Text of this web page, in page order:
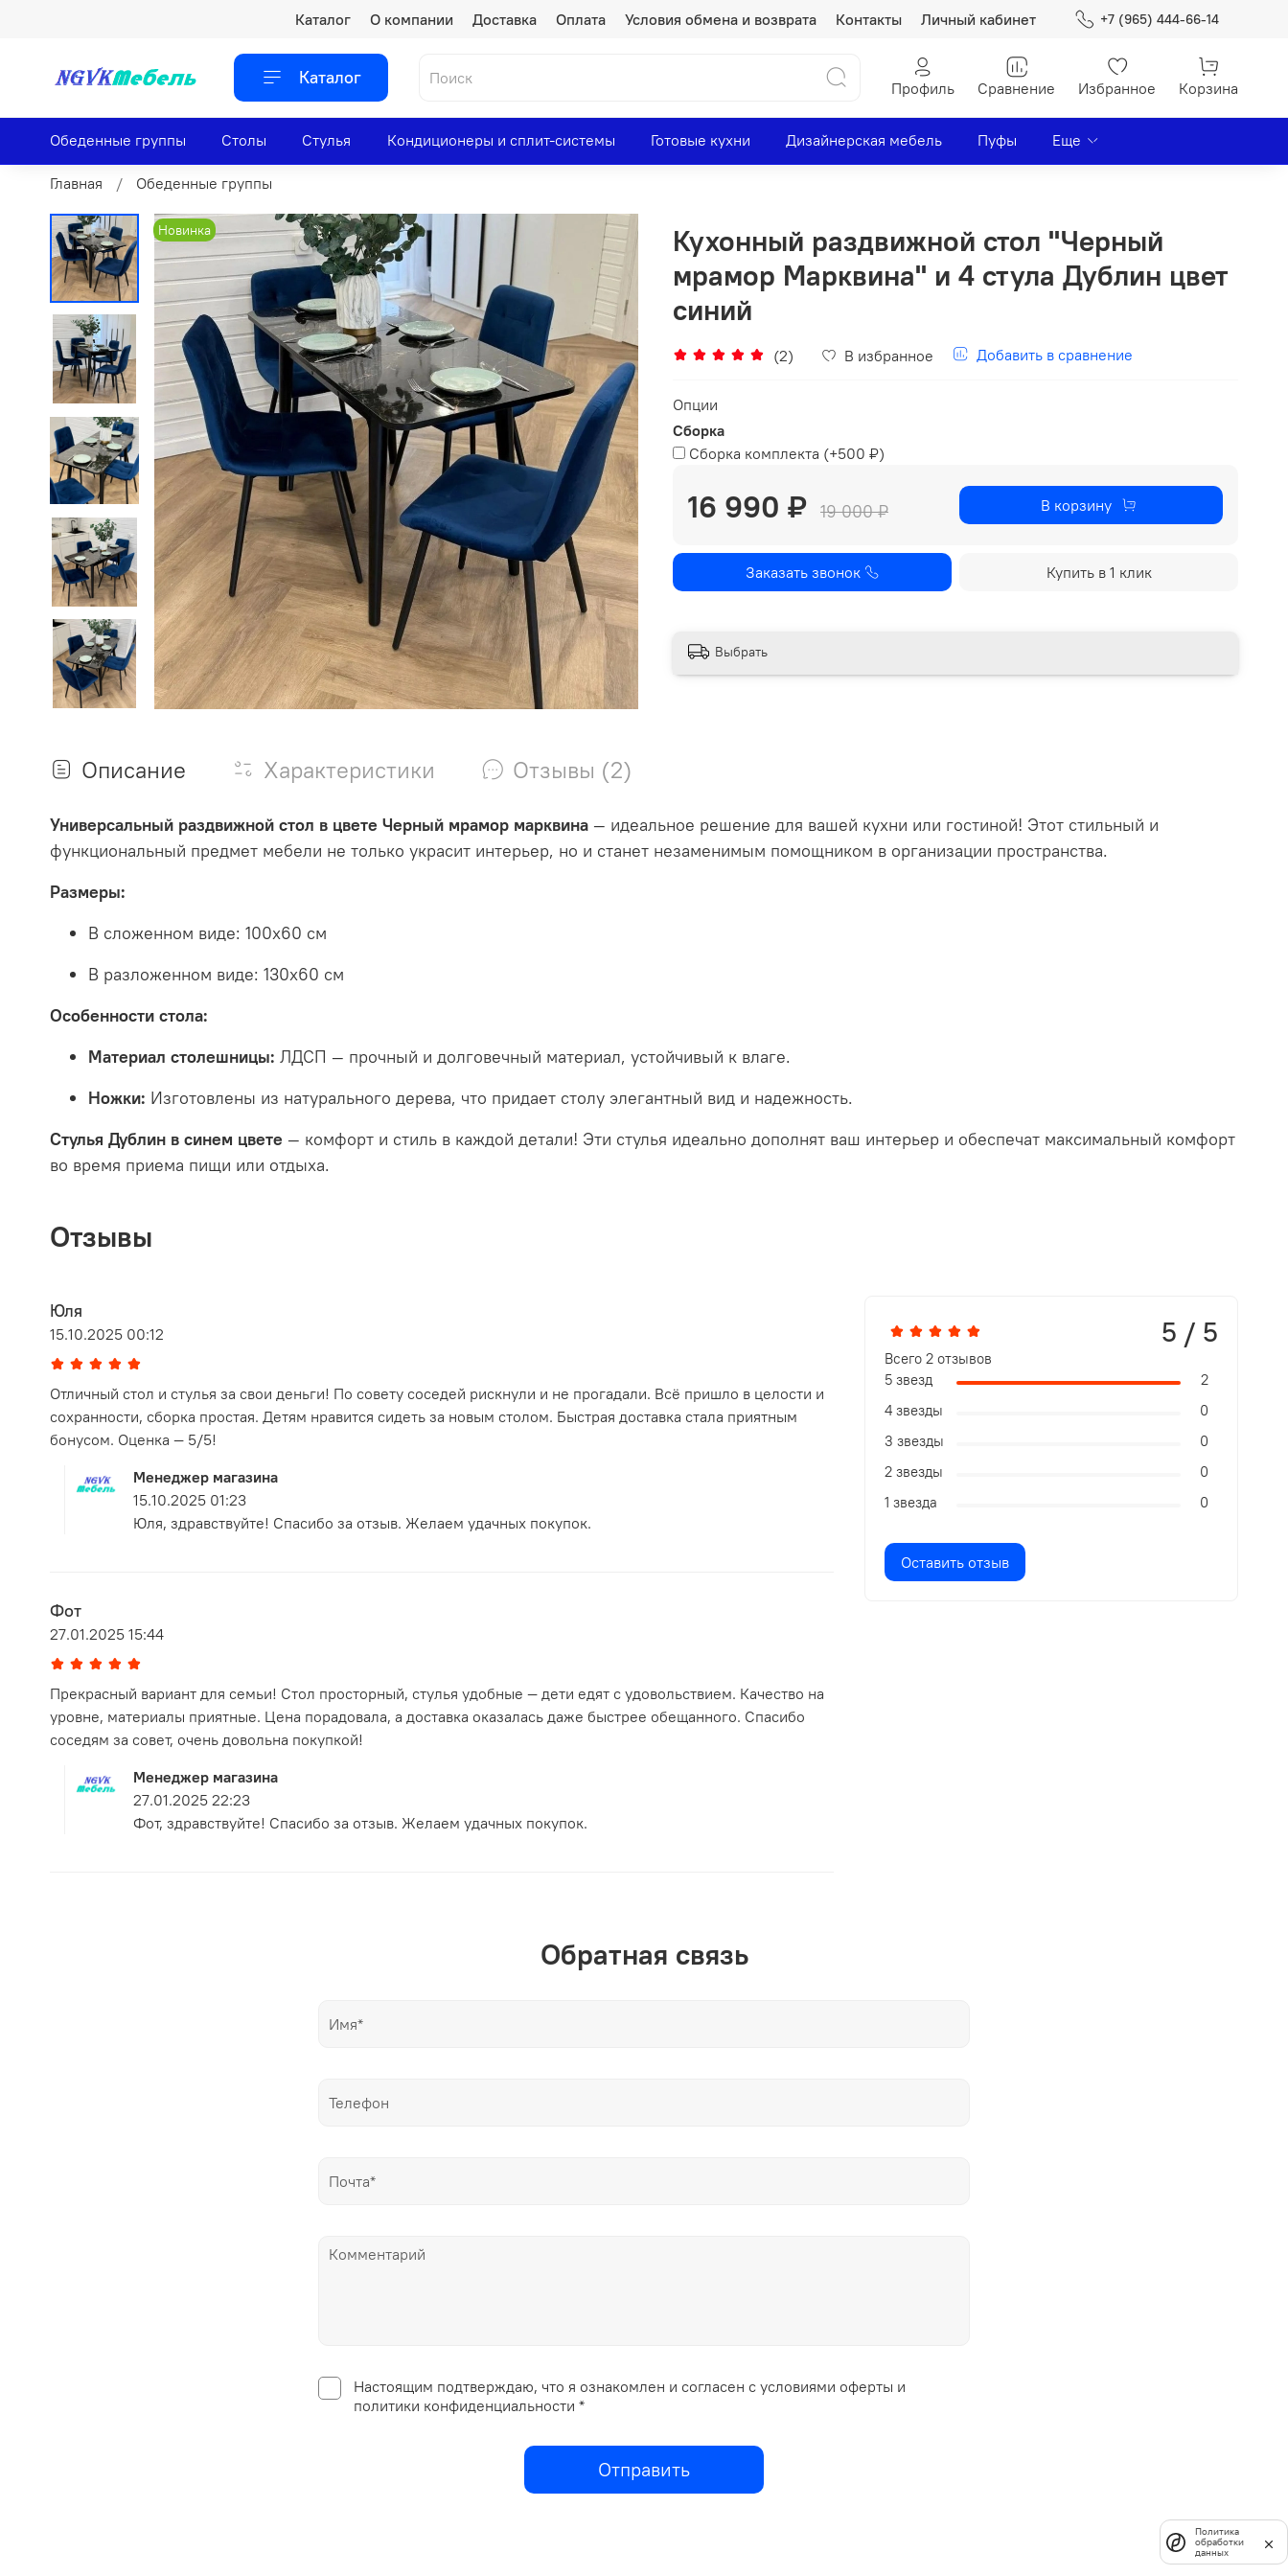
Каталог О компании Доставка Оплата Условия обмена и возврата Контакты Личный кабинет +7 (965) 444-66-14
Каталог Профиль Сравнение Избранное Корзина
Обеденные группы Столы Стулья Кондиционеры и сплит-системы Готовые кухни Дизайнерская мебель Пуфы Еще
Главная Обеденные группы
Новинка
Кухонный раздвижной стол "Черный
мрамор Марквина" и 4 стула Дублин цвет
синий
(2) В избранное Добавить в сравнение
Опции
Сборка
Сборка комплекта (+500 ₽)
16 990 ₽ 19 000 ₽ В корзину
Заказать звонок Купить в 1 клик
Выбрать
Описание Характеристики Отзывы (2)
Универсальный раздвижной стол в цвете Черный мрамор марквина — идеальное решение для вашей кухни или гостиной! Этот стильный и
функциональный предмет мебели не только украсит интерьер, но и станет незаменимым помощником в организации пространства.
Размеры:
В сложенном виде: 100x60 см
В разложенном виде: 130x60 см
Особенности стола:
Материал столешницы: ЛДСП — прочный и долговечный материал, устойчивый к влаге.
Ножки: Изготовлены из натурального дерева, что придает столу элегантный вид и надежность.
Стулья Дублин в синем цвете — комфорт и стиль в каждой детали! Эти стулья идеально дополнят ваш интерьер и обеспечат максимальный комфорт
во время приема пищи или отдыха.
Отзывы
Юля
15.10.2025 00:12
Отличный стол и стулья за свои деньги! По совету соседей рискнули и не прогадали. Всё пришло в целости и
сохранности, сборка простая. Детям нравится сидеть за новым столом. Быстрая доставка стала приятным
бонусом. Оценка — 5/5!
Менеджер магазина
15.10.2025 01:23
Юля, здравствуйте! Спасибо за отзыв. Желаем удачных покупок.
Фот
27.01.2025 15:44
Прекрасный вариант для семьи! Стол просторный, стулья удобные — дети едят с удовольствием. Качество на
уровне, материалы приятные. Цена порадовала, а доставка оказалась даже быстрее обещанного. Спасибо
соседям за совет, очень довольна покупкой!
Менеджер магазина
27.01.2025 22:23
Фот, здравствуйте! Спасибо за отзыв. Желаем удачных покупок.
5 / 5
Всего2 отзывов
5 звезд
2
4 звезды
0
3 звезды
0
2 звезды
0
1 звезда
0
Оставить отзыв
Обратная связь
Настоящим подтверждаю, что я ознакомлен и согласен с условиями оферты и
политики конфиденциальности *
Отправить
Политика
обработки
данных